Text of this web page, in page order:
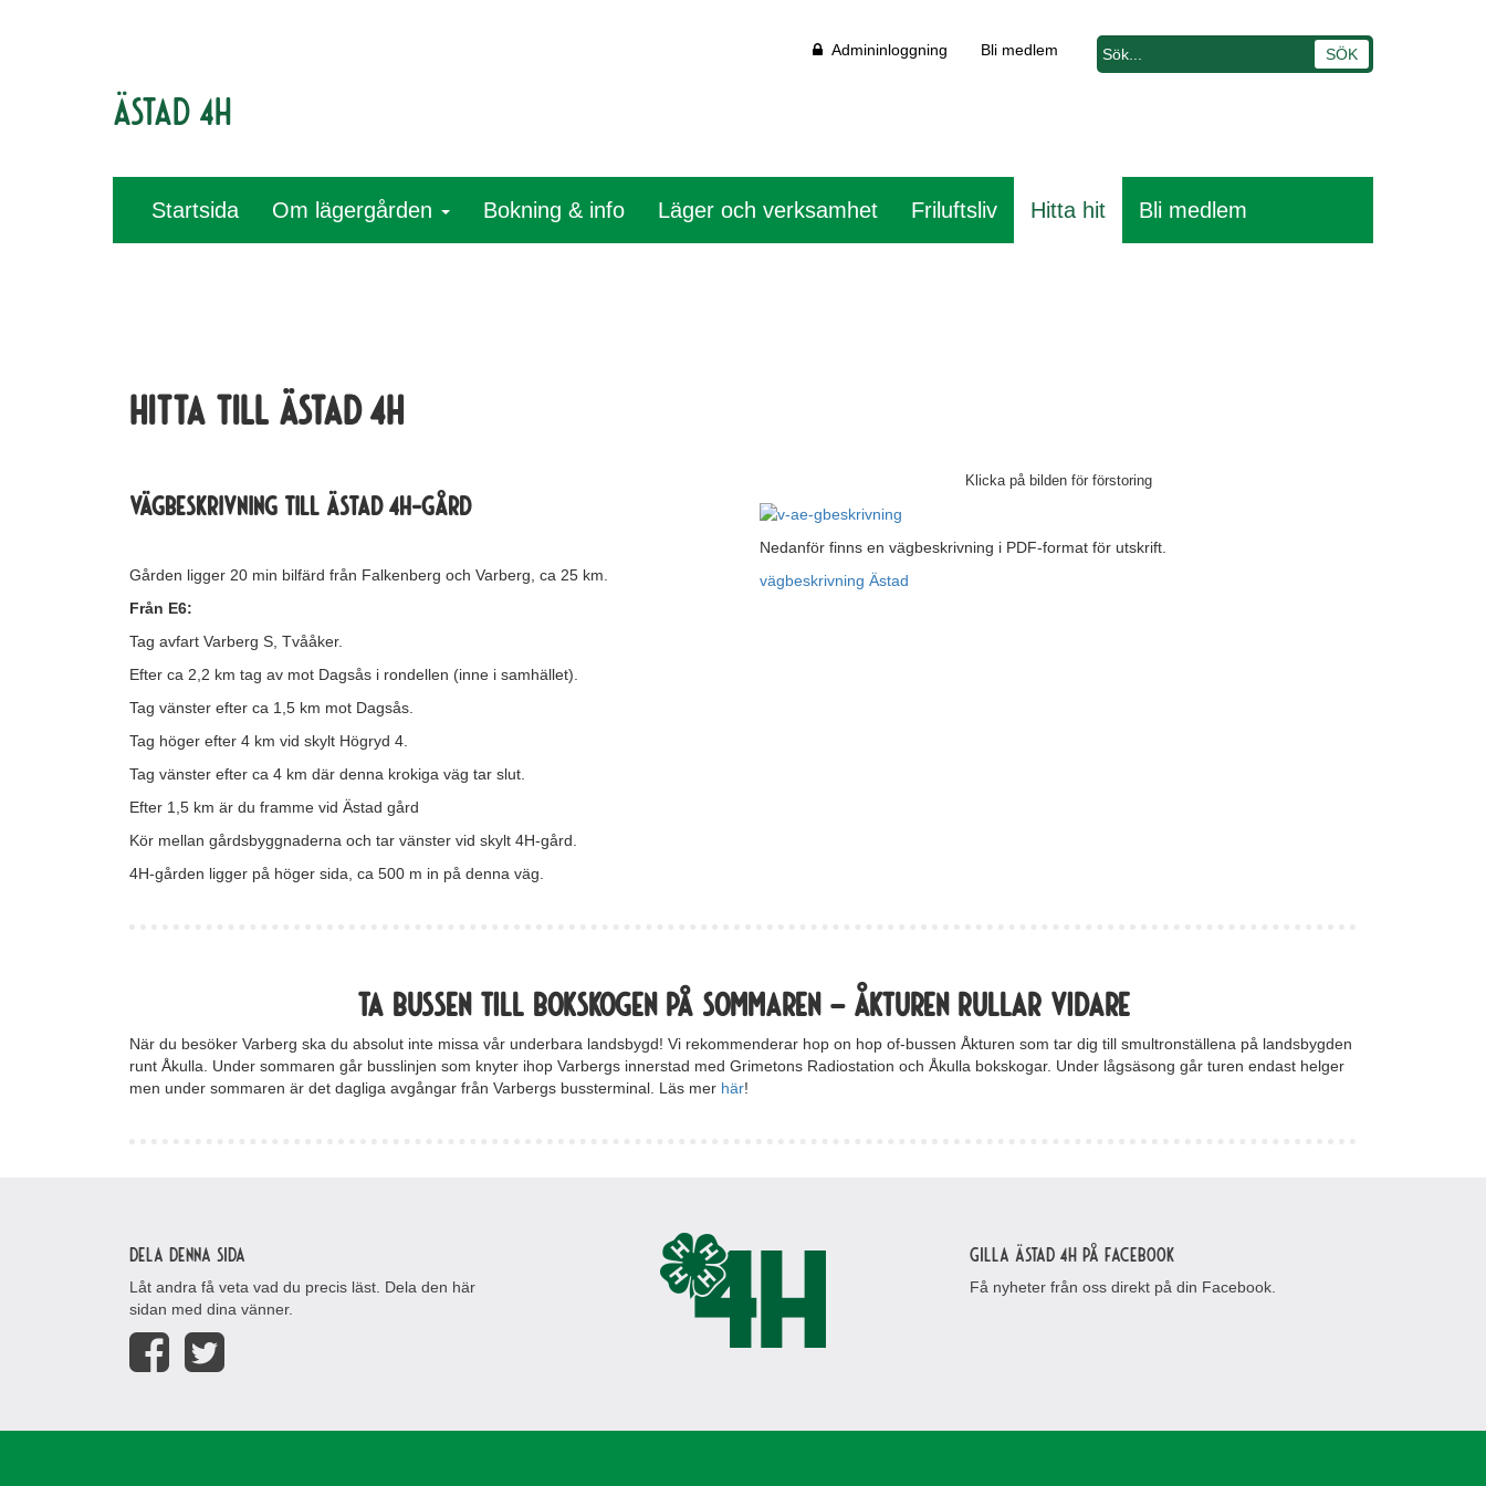
Ästad 4H
Admininloggning Bli medlem
Startsida Om lägergården Bokning & info Läger och verksamhet Friluftsliv Hitta hit Bli medlem
Hitta till Ästad 4H
Vägbeskrivning till Ästad 4H-gård
Gården ligger 20 min bilfärd från Falkenberg och Varberg, ca 25 km.
Från E6:
Tag avfart Varberg S, Tvååker.
Efter ca 2,2 km tag av mot Dagsås i rondellen (inne i samhället).
Tag vänster efter ca 1,5 km mot Dagsås.
Tag höger efter 4 km vid skylt Högryd 4.
Tag vänster efter ca 4 km där denna krokiga väg tar slut.
Efter 1,5 km är du framme vid Ästad gård
Kör mellan gårdsbyggnaderna och tar vänster vid skylt 4H-gård.
4H-gården ligger på höger sida, ca 500 m in på denna väg.
Klicka på bilden för förstoring
Nedanför finns en vägbeskrivning i PDF-format för utskrift.
vägbeskrivning Ästad
Ta bussen till bokskogen på sommaren – Åkturen rullar vidare
När du besöker Varberg ska du absolut inte missa vår underbara landsbygd! Vi rekommenderar hop on hop of-bussen Åkturen som tar dig till smultronställena på landsbygden
runt Åkulla. Under sommaren går busslinjen som knyter ihop Varbergs innerstad med Grimetons Radiostation och Åkulla bokskogar. Under lågsäsong går turen endast helger
men under sommaren är det dagliga avgångar från Varbergs bussterminal. Läs mer här!
Dela denna sida
Låt andra få veta vad du precis läst. Dela den här
sidan med dina vänner.
Gilla Ästad 4H på Facebook
Få nyheter från oss direkt på din Facebook.